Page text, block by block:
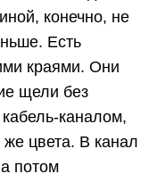
конечно, не
Есть
краями. Они
щели без
каналом,
цвета. В канал
потом